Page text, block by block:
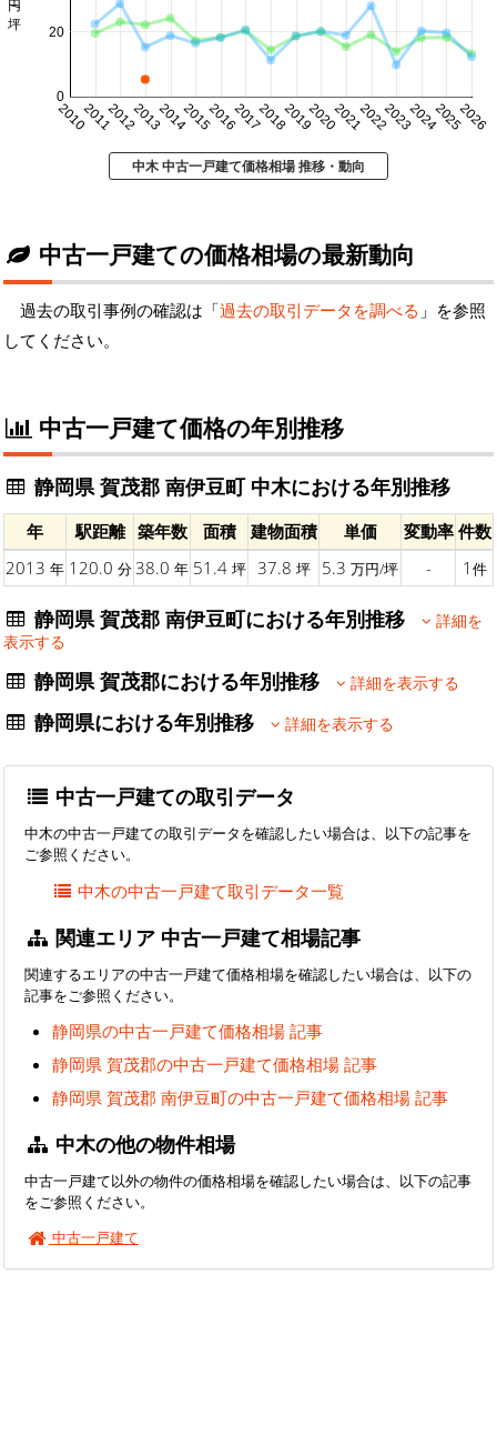
20102011201220132014201520162017201820192020202120222023202420252026
0
20
中木 中古一戸建て価格相場 推移・動向
中古一戸建ての価格相場の最新動向
過去の取引事例の確認は「過去の取引データを調べる 」を参照
してください。
中古一戸建て価格の年別推移
静岡県 賀茂郡 南伊豆町 中木における年別推移
年 駅距離 築年数 面積 建物面積 単価 変動率 件数
2013 年 120.0 分38.0 年 51.4 坪 37.8 坪 5.3 万円/坪 - 1 件
静岡県 賀茂郡 南伊豆町における年別推移
詳細を
表示する
静岡県 賀茂郡における年別推移 詳細を表示する
静岡県における年別推移 詳細を表示する
中古一戸建ての取引データ
中木の中古一戸建ての取引データを確認したい場合は、以下の記事を
ご参照ください。
中木の中古一戸建て取引データ一覧
関連エリア 中古一戸建て相場記事
関連するエリアの中古一戸建て価格相場を確認したい場合は、以下の
記事をご参照ください。
静岡県の中古一戸建て価格相場 記事
静岡県 賀茂郡の中古一戸建て価格相場 記事
静岡県 賀茂郡 南伊豆町の中古一戸建て価格相場 記事
中木の他の物件相場
中古一戸建て以外の物件の価格相場を確認したい場合は、以下の記事
をご参照ください。
中古一戸建て